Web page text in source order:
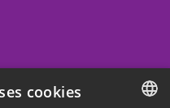
cookies